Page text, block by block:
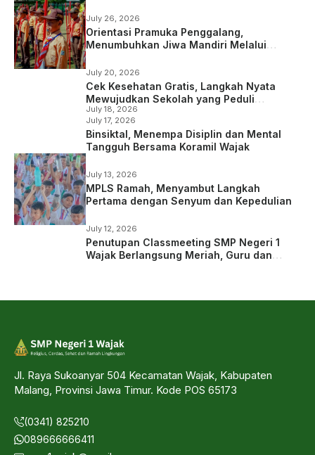
July 26, 2026
Orientasi Pramuka Penggalang,
Menumbuhkan Jiwa Mandiri Melalui
July 20, 2026
Cek Kesehatan Gratis, Langkah Nyata
Mewujudkan Sekolah yang Peduli
Kesehatan
July 18, 2026
July 17, 2026
Binsiktal, Menempa Disiplin dan Mental
Tangguh Bersama Koramil Wajak
July 13, 2026
MPLS Ramah, Menyambut Langkah
Pertama dengan Senyum dan Kepedulian
July 12, 2026
Penutupan Classmeeting SMP Negeri 1
Wajak Berlangsung Meriah, Guru dan
Jl. Raya Sukoanyar 504 Kecamatan Wajak, Kabupaten
Malang, Provinsi Jawa Timur. Kode POS 65173
(0341) 825210
089666666411